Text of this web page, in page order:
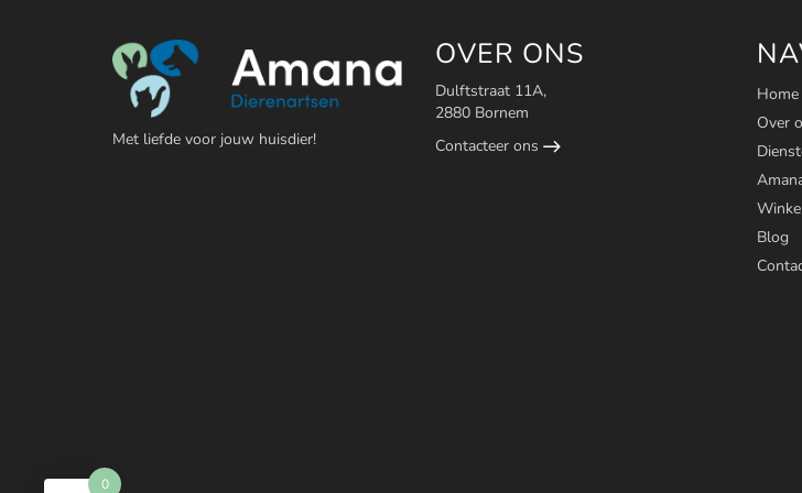
Met liefde voor jouw huisdier!
OVER ONS
Dulftstraat 11A,
2880 Bornem
Contacteer ons
Home
Over
Blog
0